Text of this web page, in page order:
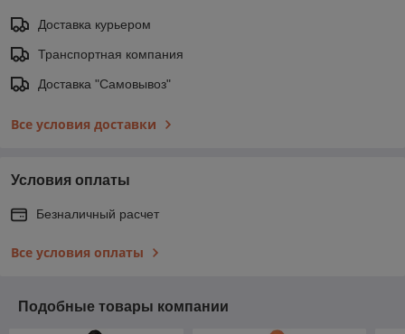
Доставка курьером
Транспортная компания
Доставка "Самовывоз"
Все условия доставки
Условия оплаты
Безналичный расчет
Все условия оплаты
Подобные товары компании